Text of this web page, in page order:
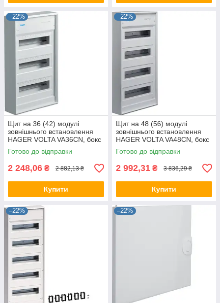
–22%
Щит на 36 (42) модулі
зовнішнього встановлення
HAGER VOLTA VA36CN, бокс
Хагер, шафа розподільна
для автоматів
Готово до відправки
2 248,06 ₴ 2 882,13 ₴
Купити
–22%
Щит на 48 (56) модулі
зовнішнього встановлення
HAGER VOLTA VA48CN, бокс
Хагер, шафа розподільна
для автоматів
Готово до відправки
2 992,31 ₴ 3 836,29 ₴
Купити
–22% –22%